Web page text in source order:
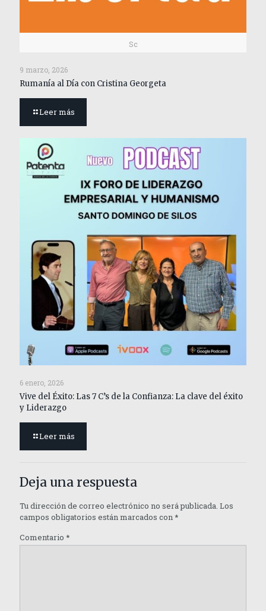
Sc
9 marzo, 2026
Rumanía al Día con Cristina Georgeta
Leer más
6 enero, 2026
Vive del Éxito: Las 7 C’s de la Confianza: La clave del éxito
y Liderazgo
Leer más
Deja una respuesta
Tu dirección de correo electrónico no será publicada. Los
campos obligatorios están marcados con*
Comentario *